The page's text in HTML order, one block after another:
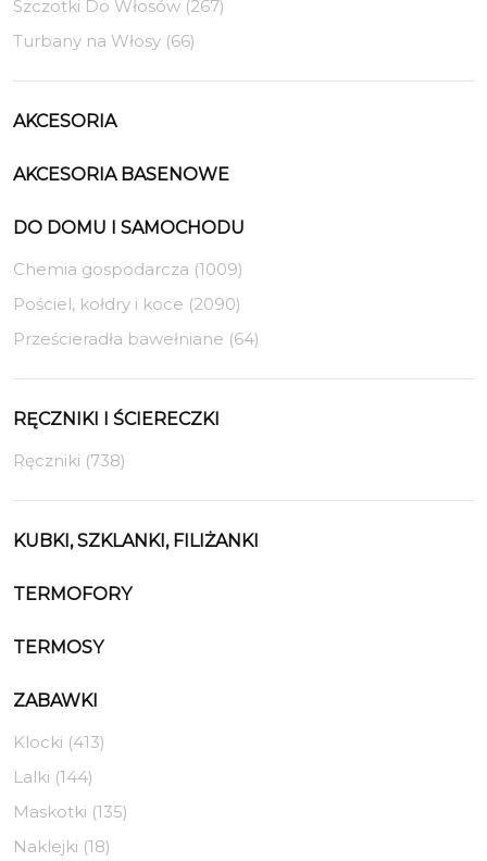
Szczotki Do Włosów (267)
Turbany na Włosy (66)
AKCESORIA
AKCESORIA BASENOWE
DO DOMU I SAMOCHODU
Chemia gospodarcza (1009)
Pościel, kołdry i koce (2090)
Prześcieradła bawełniane (64)
RĘCZNIKI I ŚCIERECZKI
Ręczniki (738)
KUBKI, SZKLANKI, FILIŻANKI
TERMOFORY
TERMOSY
ZABAWKI
Klocki (413)
Lalki (144)
Maskotki (135)
Naklejki (18)